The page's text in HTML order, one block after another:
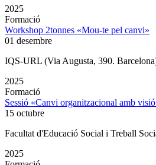
2025
Formació
Workshop 2tonnes «Mou-te pel canvi»
01 desembre
IQS-URL (Via Augusta, 390.
2025
Formació
Sessió «Canvi organitzacional amb
15 octubre
Facultat d'Educació Social i Treball
2025